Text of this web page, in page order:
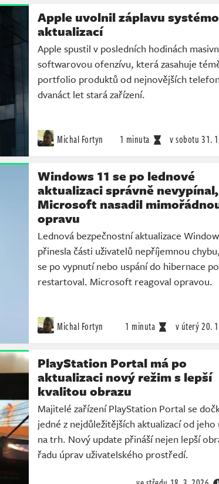
Apple uvolnil záplavu
aktualizací
Apple spustil v posledních hodinách
softwarovou ofenzívu, která zasahuje
portfolio produktů od nejnovějších
dvanáct let stará zařízení.
Michal Fortyn 1 minuta v sobotu 31.
Windows 11 se po lednové
aktualizaci správně nevypínal,
Microsoft nasadil
opravu
Lednová bezpečnostní aktualizace
přinesla části uživatelů nepříjemnou
se po vypnutí nebo uspání do hibernace
restartoval. Microsoft reagoval opravou.
Michal Fortyn 1 minuta v úterý20.
PlayStation Portal má po
aktualizaci nový režim s lepší
kvalitou obrazu
Majitelé zařízení PlayStation Portal se
jedné z nejdůležitějších aktualizací od jeho
na trh. Nový update přináší nejen lepší
řadu úprav uživatelského prostředí.